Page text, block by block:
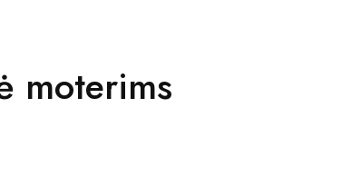
moterims